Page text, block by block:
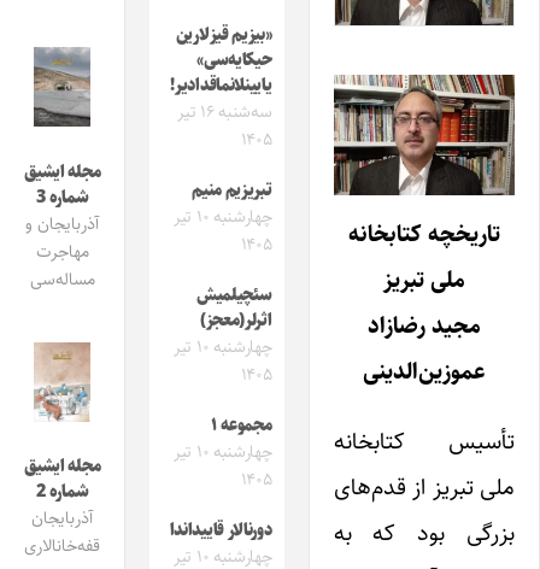
تاریخچه کتابخانه
ملی تبریز
مجید رضازاد
عموزین‌الدینی
تأسیس کتابخانه
ملی تبریز از قدم‌های
بزرگی بود که به
«بیزیم قیزلارین
حیکایه‌سی»
یایینلانماقدادیر!
سه‌شنبه ۱۶ تیر
۱۴۰۵
تبریزیم منیم
چهارشنبه ۱۰ تیر
۱۴۰۵
سئچیلمیش
اثرلر(معجز)
چهارشنبه ۱۰ تیر
۱۴۰۵
مجموعه ۱
چهارشنبه ۱۰ تیر
۱۴۰۵
دورنالار قاییداندا
چهارشنبه ۱۰ تیر
مجله ایشیق
شماره 3
آذربایجان و
مهاجرت
مساله‌سی
مجله ایشیق
شماره 2
آذربایجان
قفه‌خانالاری